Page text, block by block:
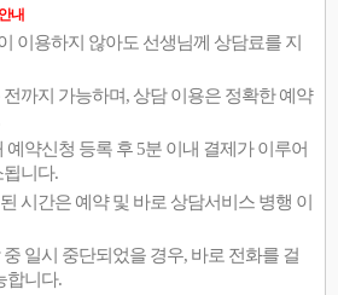
내
이용하지 않아도 선생님께 상담료를 지
까지 가능하며, 상담 이용은 정확한 예약
예약신청 등록 후 5분 이내 결제가 이루어
니다.
시간은 예약 및 바로 상담서비스 병행 이
일시 중단되었을 경우, 바로 전화를 걸
합니다.